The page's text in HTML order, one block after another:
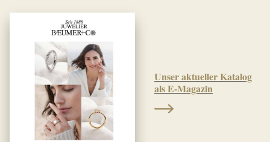
Unser aktueller Katalog
als E-Magazin